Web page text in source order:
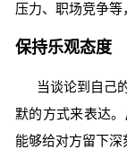
压力、职场竞争等
保持乐观态度
当谈论到自己的
默的方式来表达。
能够给对方留下深